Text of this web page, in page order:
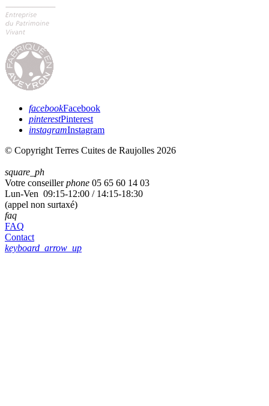
facebookFacebook
pinterestPinterest
instagramInstagram
© Copyright Terres Cuites de Raujolles 2026
square_ph
Votre conseillerphone 05 65 60 14 03
Lun-Ven 09:15-12:00 / 14:15-18:30
(appel non surtaxé)
faq
FAQ
Contact
keyboard_arrow_up